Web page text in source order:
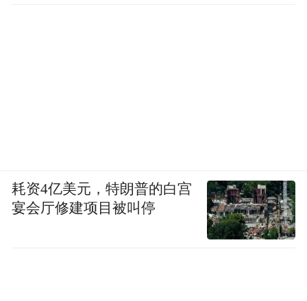
耗资4亿美元，特朗普的白宫
宴会厅修建项目被叫停